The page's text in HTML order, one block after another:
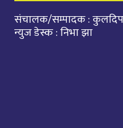
संचालक/सम्पादक :
न्युज डेस्क : निभा झा